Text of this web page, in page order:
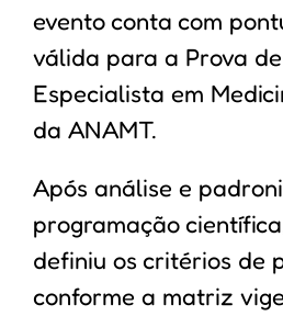
evento conta com
válida para a Prova
Especialista em
da ANAMT.
Após análise e
programação
definiu os critérios de
conforme a matriz